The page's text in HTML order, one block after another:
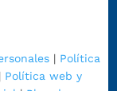
| Política
| Política web y